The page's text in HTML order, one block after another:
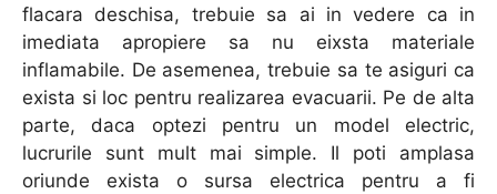
flacara deschisa, trebuie sa ai in vedere ca in
imediata apropiere sa nu eixsta materiale
inflamabile. De asemenea, trebuie sa te asiguri ca
exista si loc pentru realizarea evacuarii. Pe de alta
parte, daca optezi pentru un model electric,
lucrurile sunt mult mai simple. Il poti amplasa
oriunde exista o sursa electrica pentru a fi